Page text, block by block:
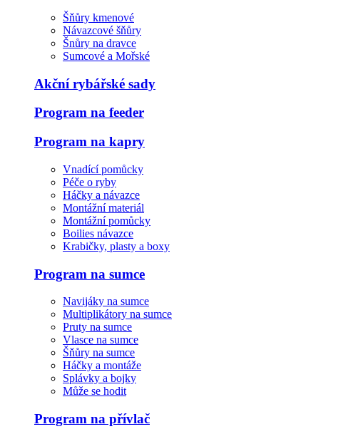
Šňůry kmenové
Návazcové šňůry
Šnůry na dravce
Sumcové a Mořské
Akční rybářské sady
Program na feeder
Program na kapry
Vnadící pomůcky
Péče o ryby
Háčky a návazce
Montážní materiál
Montážní pomůcky
Boilies návazce
Krabičky, plasty a boxy
Program na sumce
Navijáky na sumce
Multiplikátory na sumce
Pruty na sumce
Vlasce na sumce
Šňůry na sumce
Háčky a montáže
Splávky a bojky
Může se hodit
Program na přívlač